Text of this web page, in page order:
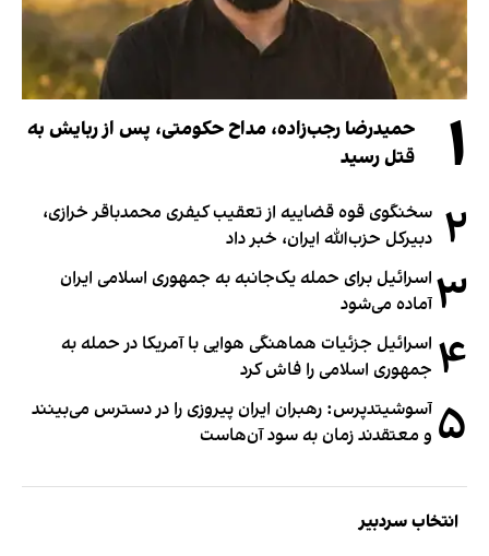
۱
حمیدرضا رجب‌زاده، مداح حکومتی، پس از ربایش به
قتل رسید
۲ سخنگوی قوه قضاییه از تعقیب کیفری محمدباقر خرازی،
دبیر‌کل حزب‌الله ایران، خبر داد
۳ اسرائیل برای حمله یک‌جانبه به جمهوری اسلامی ایران
آماده می‌شود
۴ اسرائیل جزئیات هماهنگی هوایی با آمریکا در حمله به
جمهوری اسلامی را فاش کرد
۵ آسوشیتدپرس: رهبران ایران پیروزی را در دسترس می‌بینند
و معتقدند زمان به سود آن‌هاست
انتخاب سردبیر